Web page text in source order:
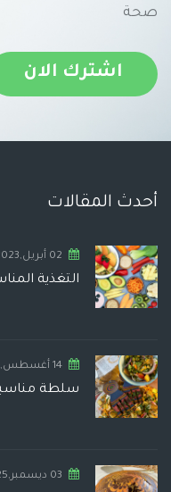
صحة
اشترك الان
أحدث المقالات
02 أبريل,2023
التغذية
14 أغسطس,2024
سلطة
03 ديسمبر,2025